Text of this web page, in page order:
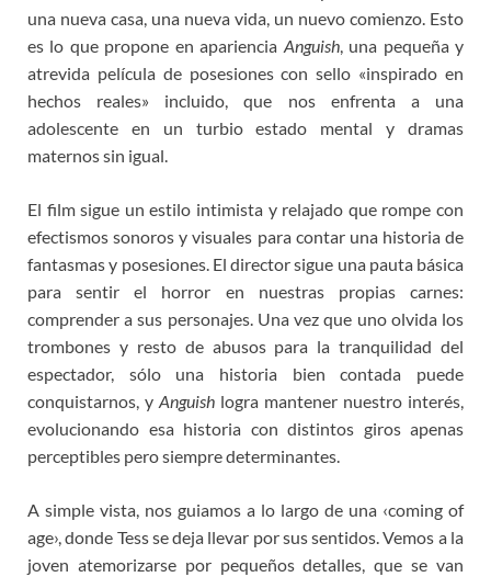
una nueva casa, una nueva vida, un nuevo comienzo. Esto
es lo que propone en apariencia Anguish, una pequeña y
atrevida película de posesiones con sello «inspirado en
hechos reales» incluido, que nos enfrenta a una
adolescente en un turbio estado mental y dramas
maternos sin igual.
El film sigue un estilo intimista y relajado que rompe con
efectismos sonoros y visuales para contar una historia de
fantasmas y posesiones. El director sigue una pauta básica
para sentir el horror en nuestras propias carnes:
comprender a sus personajes. Una vez que uno olvida los
trombones y resto de abusos para la tranquilidad del
espectador, sólo una historia bien contada puede
conquistarnos, y Anguish logra mantener nuestro interés,
evolucionando esa historia con distintos giros apenas
perceptibles pero siempre determinantes.
A simple vista, nos guiamos a lo largo de una ‹coming of
age›, donde Tess se deja llevar por sus sentidos. Vemos a la
joven atemorizarse por pequeños detalles, que se van